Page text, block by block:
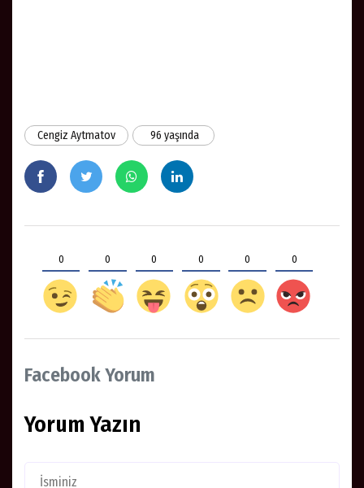
Cengiz Aytmatov 96 yaşında
0 0 0 0 0 0
Facebook Yorum
Yorum Yazın